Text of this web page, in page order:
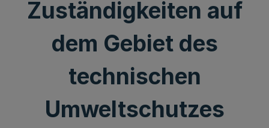
Zuständigkeiten auf
dem Gebiet des
technischen
Umweltschutzes